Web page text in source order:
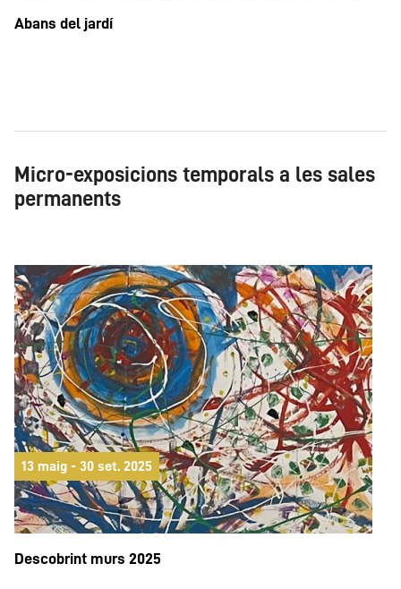
Abans del jardí
Micro-exposicions temporals a les sales
permanents
13 maig - 30 set. 2025
Descobrint murs 2025